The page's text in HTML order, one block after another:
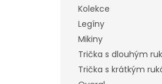
Kolekce
Legíny
Mikiny
Trička s dlouhým
Trička s krátkým